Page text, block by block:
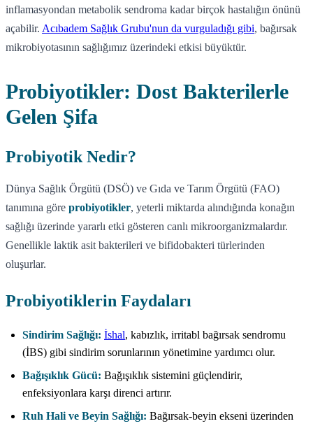
inflamasyondan metabolik sendroma kadar birçok hastalığın önünü
açabilir. Acıbadem Sağlık Grubu'nun da vurguladığı gibi, bağırsak
mikrobiyotasının sağlığımız üzerindeki etkisi büyüktür.
Probiyotikler: Dost Bakterilerle
Gelen Şifa
Probiyotik Nedir?
Dünya Sağlık Örgütü (DSÖ) ve Gıda ve Tarım Örgütü (FAO)
tanımına göre probiyotikler, yeterli miktarda alındığında konağın
sağlığı üzerinde yararlı etki gösteren canlı mikroorganizmalardır.
Genellikle laktik asit bakterileri ve bifidobakteri türlerinden
oluşurlar.
Probiyotiklerin Faydaları
Sindirim Sağlığı: İshal, kabızlık, irritabl bağırsak sendromu
(İBS) gibi sindirim sorunlarının yönetimine yardımcı olur.
Bağışıklık Gücü: Bağışıklık sistemini güçlendirir,
enfeksiyonlara karşı direnci artırır.
Ruh Hali ve Beyin Sağlığı: Bağırsak-beyin ekseni üzerinden